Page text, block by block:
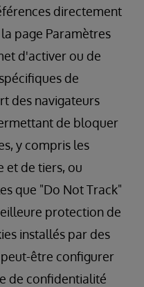
directement
page Paramètres
d'activer ou de
de
des navigateurs
de bloquer
y compris les
et de tiers, ou
que "Do Not Track"
protection de
installés par des
être configurer
de confidentialité